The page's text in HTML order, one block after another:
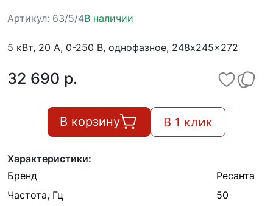
Артикул: 63/5/4В наличии
5 кВт, 20 А, 0-250 В, однофазное, 248x245x272
32 690 p.
В корзину В 1 клик
Характеристики:
Бренд
Ресанта
Частота, Гц
50